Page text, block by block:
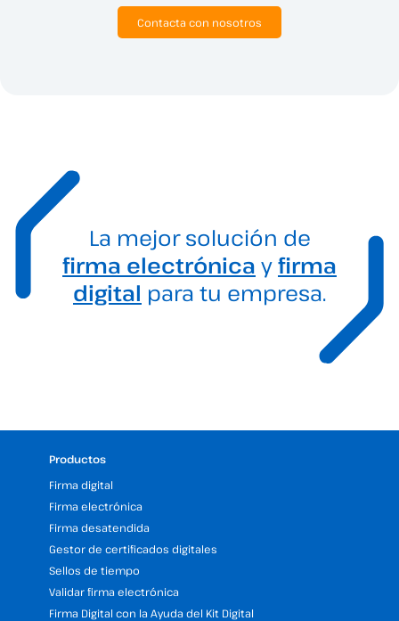
Contacta con nosotros
La mejor solución de
firma electrónica yfirma
digital para tu empresa.
Productos
Firma digital
Firma electrónica
Firma desatendida
Gestor de certificados digitales
Sellos de tiempo
Validar firma electrónica
Firma Digital con la Ayuda del Kit Digital